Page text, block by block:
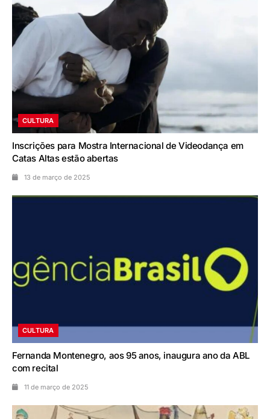
CULTURA
Inscrições para Mostra Internacional de Videodança em
Catas Altas estão abertas
13 de março de 2025
CULTURA
Fernanda Montenegro, aos 95 anos, inaugura ano da ABL
com recital
11 de março de 2025